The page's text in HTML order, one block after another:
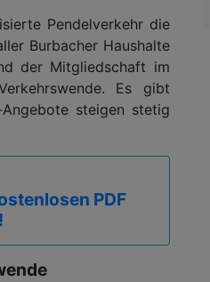
Pendelverkehr die
Burbacher Haushalte
der Mitgliedschaft im
Es gibt
steigen stetig
PDF